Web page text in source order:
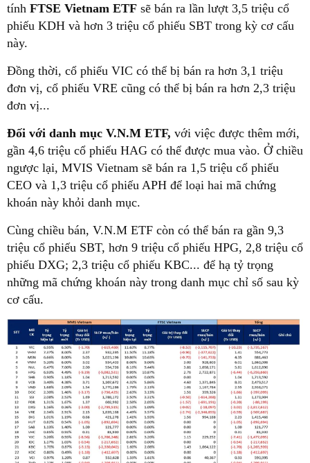
tính FTSE Vietnam ETF sẽ bán ra lần lượt 3,5 triệu cổ
phiếu KDH và hơn 3 triệu cổ phiếu SBT trong kỳ cơ cấu
này.
Đồng thời, cổ phiếu VIC có thể bị bán ra hơn 3,1 triệu
đơn vị, cổ phiếu VRE cũng có thể bị bán ra hơn 2,3 triệu
đơn vị...
Đối với danh mục V.N.M ETF, với việc được thêm mới,
gần 4,6 triệu cổ phiếu HAG có thể được mua vào. Ở chiều
ngược lại, MVIS Vietnam sẽ bán ra 1,5 triệu cổ phiếu
CEO và 1,3 triệu cổ phiếu APH để loại hai mã chứng
khoán này khỏi danh mục.
Cùng chiều bán, V.N.M ETF còn có thể bán ra gần 9,3
triệu cổ phiếu SBT, hơn 9 triệu cổ phiếu HPG, 2,8 triệu cổ
phiếu DXG; 2,3 triệu cổ phiếu KBC... để hạ tỷ trọng
những mã chứng khoán này trong danh mục chỉ số sau kỳ
cơ cấu.